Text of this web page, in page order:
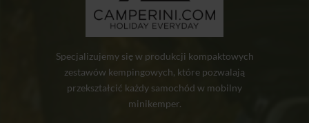
Specjalizujemy się w produkcji kompaktowych
zestawów kempingowych, które pozwalają
przekształcić każdy samochód w mobilny
minikemper.